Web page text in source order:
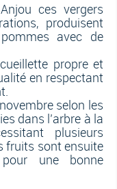
ces vergers
produisent
avec de
propre et
en respectant
selon les
dans l’arbre à la
plusieurs
fruits sont ensuite
une bonne